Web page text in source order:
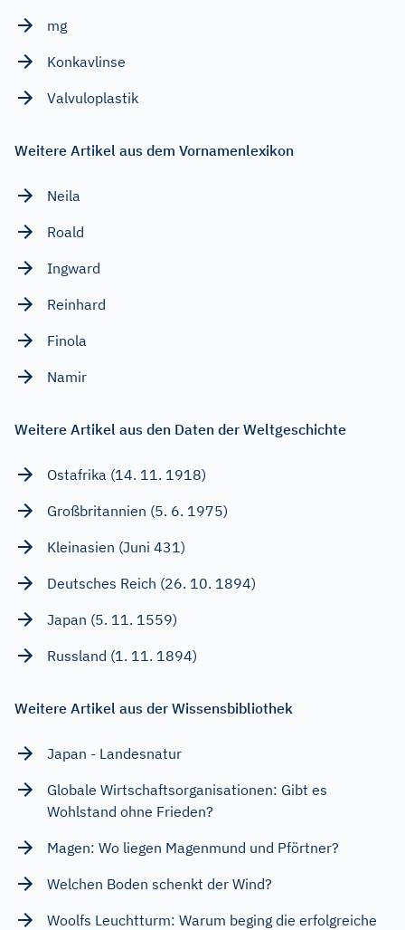
mg
Konkavlinse
Valvuloplastik
Weitere Artikel aus dem Vornamenlexikon
Neila
Roald
Ingward
Reinhard
Finola
Namir
Weitere Artikel aus den Daten der Weltgeschichte
Ostafrika (14. 11. 1918)
Großbritannien (5. 6. 1975)
Kleinasien (Juni 431)
Deutsches Reich (26. 10. 1894)
Japan (5. 11. 1559)
Russland (1. 11. 1894)
Weitere Artikel aus der Wissensbibliothek
Japan - Landesnatur
Globale Wirtschaftsorganisationen: Gibt es
Wohlstand ohne Frieden?
Magen: Wo liegen Magenmund und Pförtner?
Welchen Boden schenkt der Wind?
Woolfs Leuchtturm: Warum beging die erfolgreiche